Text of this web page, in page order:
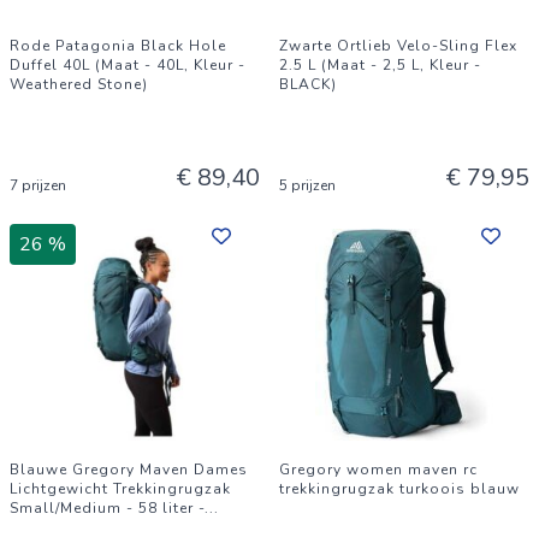
Rode Patagonia Black Hole
Duffel 40L (Maat - 40L, Kleur -
Weathered Stone)
7 prijzen € 89,40
Zwarte Ortlieb Velo-Sling Flex
2.5 L (Maat - 2,5 L, Kleur -
BLACK)
5 prijzen € 79,95
26 %
Blauwe Gregory Maven Dames
Lichtgewicht Trekkingrugzak
Small/Medium - 58 liter -...
Gregory women maven rc
trekkingrugzak turkoois blauw